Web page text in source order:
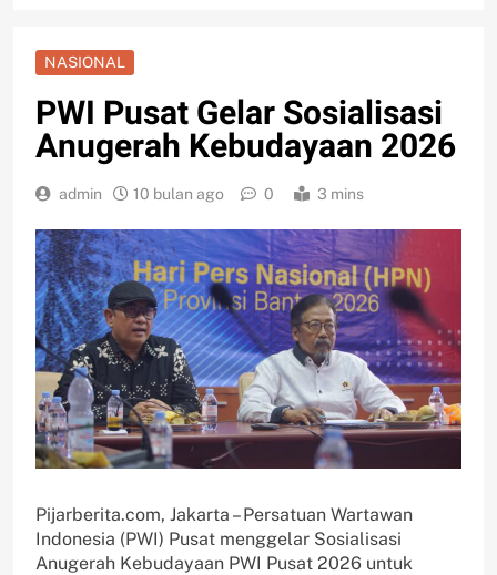
NASIONAL
PWI Pusat Gelar Sosialisasi
Anugerah Kebudayaan 2026
admin 10 bulan ago 0 3 mins
Pijarberita.com, Jakarta – Persatuan Wartawan
Indonesia (PWI) Pusat menggelar Sosialisasi
Anugerah Kebudayaan PWI Pusat 2026 untuk